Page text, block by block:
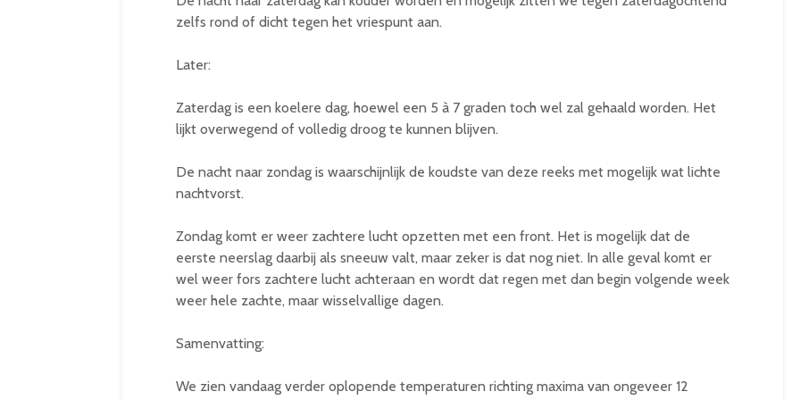
zelfs rond of dicht tegen het vriespunt aan.
Later:
Zaterdag is een koelere dag, hoewel een 5 à 7 graden toch wel zal gehaald worden. Het
lijkt overwegend of volledig droog te kunnen blijven.
De nacht naar zondag is waarschijnlijk de koudste van deze reeks met mogelijk wat lichte
nachtvorst.
Zondag komt er weer zachtere lucht opzetten met een front. Het is mogelijk dat de
eerste neerslag daarbij als sneeuw valt, maar zeker is dat nog niet. In alle geval komt er
wel weer fors zachtere lucht achteraan en wordt dat regen met dan begin volgende week
weer hele zachte, maar wisselvallige dagen.
Samenvatting:
We zien vandaag verder oplopende temperaturen richting maxima van ongeveer 12